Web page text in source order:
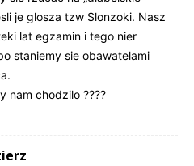
je glosza tzw Slonzoki. Nasz
lat egzamin i tego nier
staniemy sie obawatelami
nam chodzilo ????